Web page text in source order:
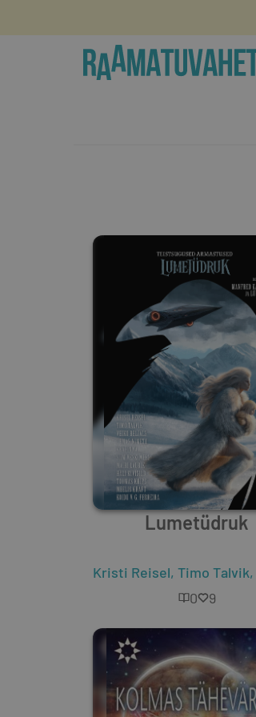
Lumetüdruk
Kristi Reisel, Timo Talvik,
0
9